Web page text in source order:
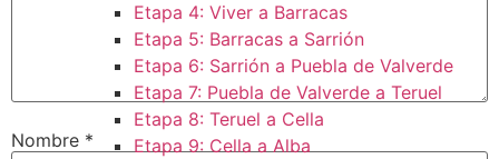
Etapa 4: Viver a Barracas
Etapa 5: Barracas a Sarrión
Etapa 6: Sarrión a Puebla de Valverde
Etapa 7: Puebla de Valverde a Teruel
Etapa 8: Teruel a Cella
Etapa 9: Cella a Alba
Nombre *